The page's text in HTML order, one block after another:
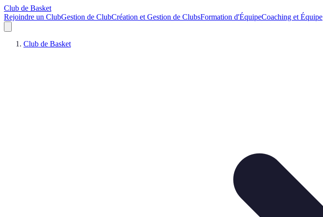
Club de Basket
Rejoindre un ClubGestion de ClubCréation et Gestion de ClubsFormation d'ÉquipeCoaching et Équipe
Club de Basket